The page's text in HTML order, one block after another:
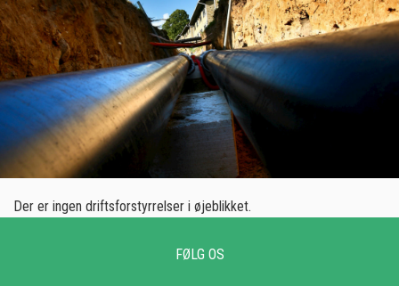
Der er ingen driftsforstyrrelser i øjeblikket.
FØLG OS